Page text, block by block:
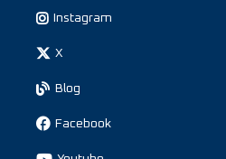
Instagram
X
Blog
Facebook